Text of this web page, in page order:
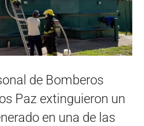
de Bomberos
Paz extinguieron un
en una de las